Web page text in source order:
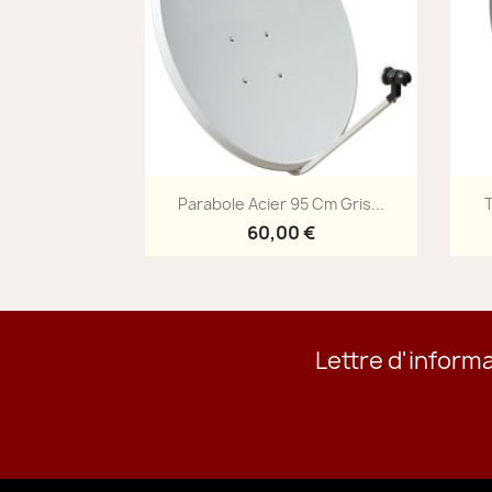
Aperçu rapide
Parabole Acier 95 Cm Gris...
60,00 €
Lettre